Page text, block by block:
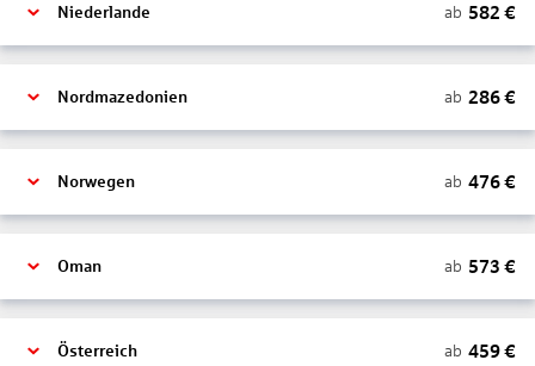
Niederlande ab 582 €
Nordmazedonien ab 286€
Norwegen ab 476€
Oman ab 573 €
Österreich ab 459€